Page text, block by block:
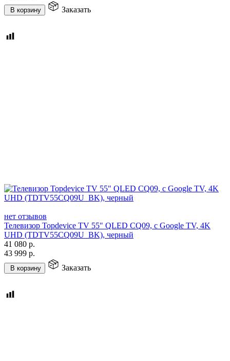
В корзину Заказать
нет отзывов
Телевизор Topdevice TV 55" QLED CQ09, c Google TV, 4K
UHD (TDTV55CQ09U_BK), черный
41 080 р.
43 999 р.
В корзину Заказать